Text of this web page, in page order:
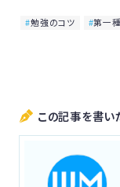
勉強のコツ 第一
この記事を書い